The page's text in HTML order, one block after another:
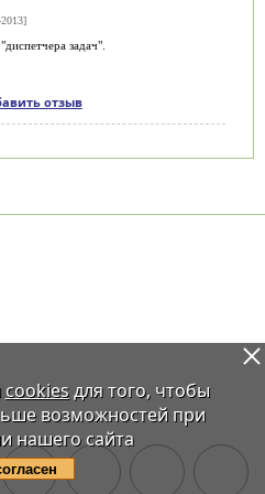
задач".
отзыв
cookiesдля того, чтобы
возможностей при
нашего сайта